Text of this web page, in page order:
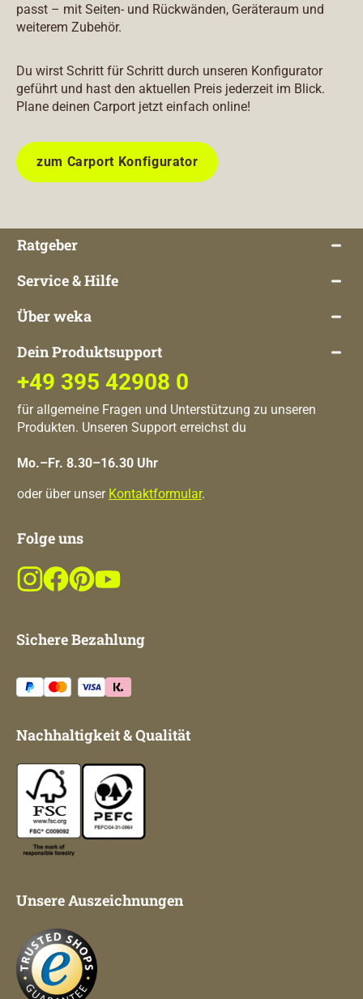
passt – mit Seiten- und Rückwänden, Geräteraum und
weiterem Zubehör.
Du wirst Schritt für Schritt durch unseren Konfigurator
geführt und hast den aktuellen Preis jederzeit im Blick.
Plane deinen Carport jetzt einfach online!
zum Carport Konfigurator
Ratgeber
Service & Hilfe
Über weka
Dein Produktsupport
+49 395 42908 0
für allgemeine Fragen und Unterstützung zu unseren
Produkten. Unseren Support erreichst du
Mo.–Fr. 8.30–16.30 Uhr
oder über unser Kontaktformular.
Folge uns
Sichere Bezahlung
Nachhaltigkeit & Qualität
Unsere Auszeichnungen